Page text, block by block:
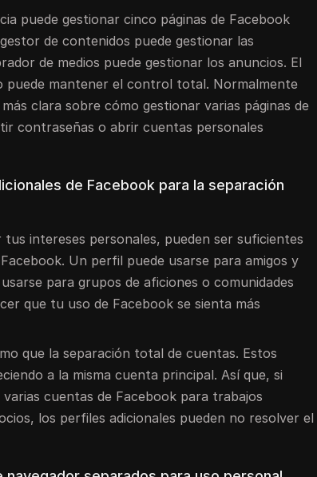
puede gestionar cinco páginas de Facebook
de contenidos puede gestionar las
de medios puede gestionar los anuncios. El
puede mantener el control total. Normalmente
clara sobre cómo gestionar varias páginas de
contraseñas o abrir cuentas personales
de Facebook para la separación
tus intereses personales, pueden ser suficientes
Un perfil puede usarse para amigos y
para grupos de aficiones o comunidades
que tu uso de Facebook se sienta más
que la separación total de cuentas. Estos
a la misma cuenta principal. Así que, si
cuentas de Facebook para trabajos
los perfiles adicionales pueden no resolver el